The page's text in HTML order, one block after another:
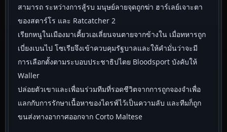
สามารถ ระหว่างการสู้รบ มนุษย์ลายจุดถูกฆ่า ฮาร์เลย์เจาะตา
ของสตาร์โร และ Ratcatcher 2
เรียกหนูในเมืองมาเคี้ยวเอเลี่ยนจนตายจากข้างใน เมื่อทหารถูก
เบี่ยงเบนไป โซเรียจึงเข้าควบคุมรัฐบาลและให้คำมั่นว่าจะมี
การเลือกตั้งตามระบอบประชาธิปไตย Bloodsport บังคับให้
Waller
ปล่อยตัวเขาและเพื่อนร่วมทีมที่รอดชีวิตจากการถูกจองจำเพื่อ
แลกกับการรักษาเนื้อหาของไดรฟ์ไว้เป็นความลับ และทีมก็ถูก
ขนส่งทางอากาศออกจาก Corto Maltese